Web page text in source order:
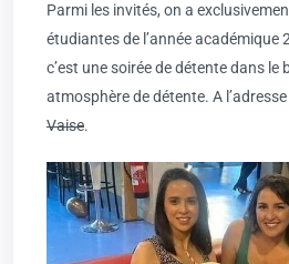
Parmi les invités, on a
étudiantes de l’année académique
c’est une soirée de détente dans le
atmosphère de détente. A
Vaise.